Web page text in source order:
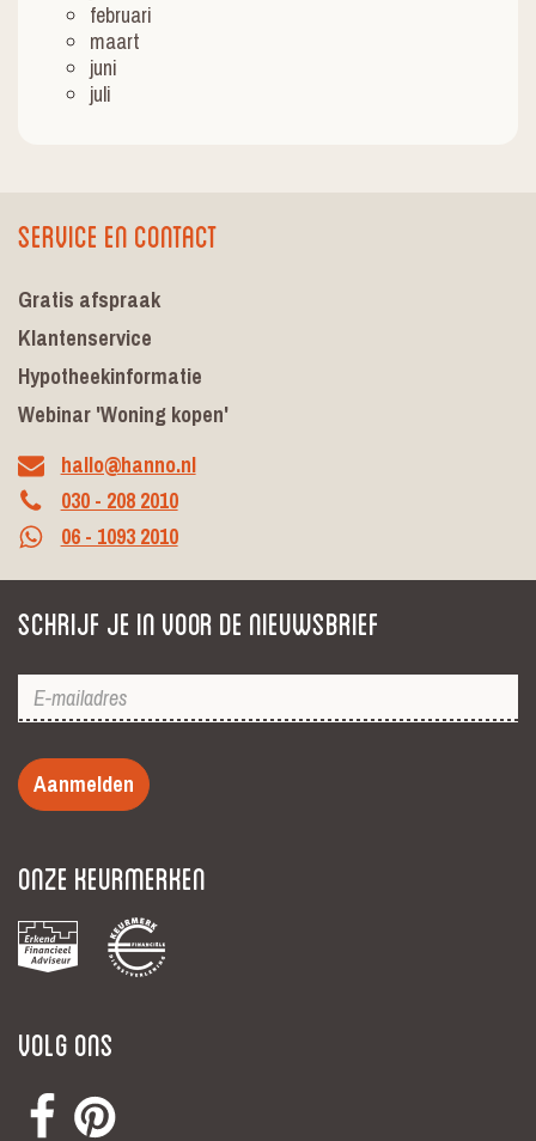
februari
maart
juni
juli
Service en contact
Gratis afspraak
Klantenservice
Hypotheekinformatie
Webinar 'Woning kopen'
hallo@hanno.nl
030 - 208 2010
06 - 1093 2010
Schrijf je in voor de nieuwsbrief
Aanmelden
Onze keurmerken
Volg ons